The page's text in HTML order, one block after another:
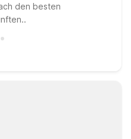
den besten